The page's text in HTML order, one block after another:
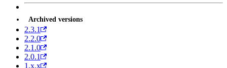
Archived versions
2.3.1
2.2.0
2.1.0
2.0.1
1.x.x